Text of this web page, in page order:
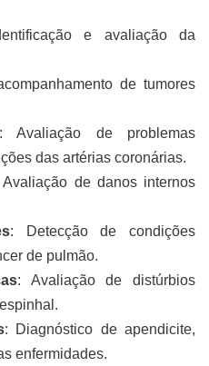
e avaliação da
de tumores
Avaliação de problemas
das artérias coronárias.
Avaliação de danos internos
: Detecção de condições
de pulmão.
: Avaliação de distúrbios
: Diagnóstico de apendicite,
enfermidades.